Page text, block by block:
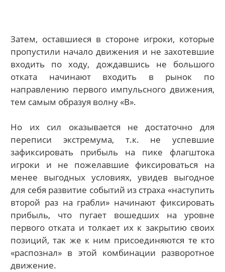
Затем, оставшиеся в стороне игроки, которые
пропустили начало движения и не захотевшие
входить по ходу, дождавшись не большого
отката начинают входить в рынок по
направлению первого импульсного движения,
тем самым образуя волну «В».
Но их сил оказывается не достаточно для
переписи экстремума, т.к. не успевшие
зафиксировать прибыль на пике флагштока
игроки и не пожелавшие фиксироваться на
менее выгодных условиях, увидев выгодное
для себя развитие событий из страха «наступить
второй раз на грабли» начинают фиксировать
прибыль, что пугает вошедших на уровне
первого отката и толкает их к закрытию своих
позиций, так же к ним присоединяются те кто
«распознал» в этой комбинации разворотное
движение.